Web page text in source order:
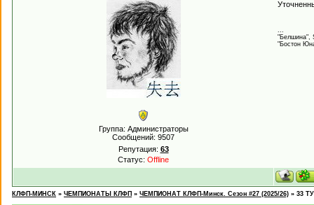
Группа: Администраторы
Сообщений: 9507
Репутация: 63
Статус: Offline
...
"Белшина",
"Бостон
КЛФП-МИНСК » ЧЕМПИОНАТЫ КЛФП » ЧЕМПИОНАТ КЛФП-Минск. Сезон #27 (2025/26) » 33